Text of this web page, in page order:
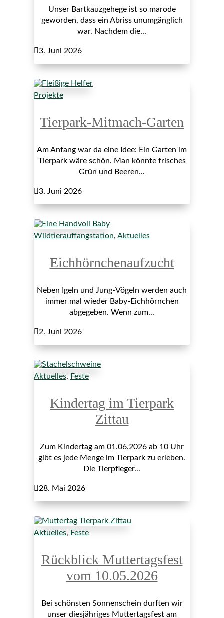
Unser Bartkauzgehege ist so marode
geworden, dass ein Abriss unumgänglich
war. Nachdem die...
3. Juni 2026
Projekte
Tierpark-Mitmach-Garten
Am Anfang war da eine Idee: Ein Garten im
Tierpark wäre schön. Man könnte frisches
Grün und Beeren...
3. Juni 2026
Wildtierauffangstation, Aktuelles
Eichhörnchenaufzucht
Neben Igeln und Jung-Vögeln werden auch
immer mal wieder Baby-Eichhörnchen
abgegeben. Wenn zum...
2. Juni 2026
Aktuelles, Feste
Kindertag im Tierpark
Zittau
Zum Kindertag am 01.06.2026 ab 10 Uhr
gibt es jede Menge im Tierpark zu erleben.
Die Tierpfleger...
28. Mai 2026
Aktuelles, Feste
Rückblick Muttertagsfest
vom 10.05.2026
Bei schönsten Sonnenschein durften wir
unser diesjähriges Muttertagsfest am